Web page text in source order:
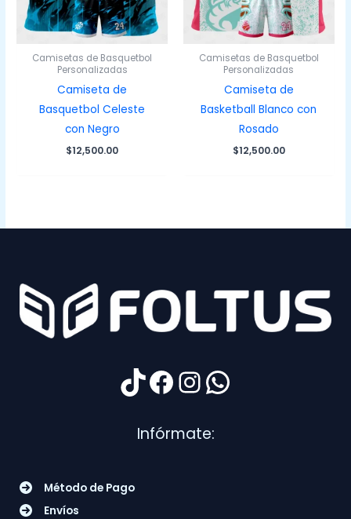
Camisetas de Basquetbol
Personalizadas
Camiseta de
Basquetbol Celeste
con Negro
$12,500.00
Camisetas de Basquetbol
Personalizadas
Camiseta de
Basketball Blanco con
Rosado
$12,500.00
TikTok
Facebook
Instagram
WhatsApp
Infórmate:
Método de Pago
Envíos